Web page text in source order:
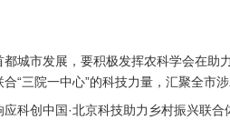
城市发展，要积极发挥农科学会在
“三院一中心”的科技力量，汇聚全市
科创中国·北京科技助力乡村振兴联